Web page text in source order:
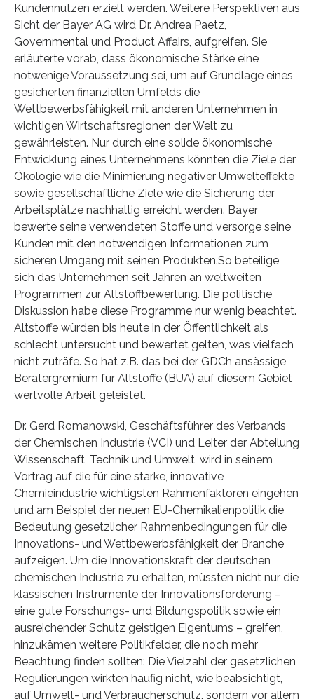
Kundennutzen erzielt werden. Weitere Perspektiven aus
Sicht der Bayer AG wird Dr. Andrea Paetz,
Governmental und Product Affairs, aufgreifen. Sie
erläuterte vorab, dass ökonomische Stärke eine
notwenige Voraussetzung sei, um auf Grundlage eines
gesicherten finanziellen Umfelds die
Wettbewerbsfähigkeit mit anderen Unternehmen in
wichtigen Wirtschaftsregionen der Welt zu
gewährleisten. Nur durch eine solide ökonomische
Entwicklung eines Unternehmens könnten die Ziele der
Ökologie wie die Minimierung negativer Umwelteffekte
sowie gesellschaftliche Ziele wie die Sicherung der
Arbeitsplätze nachhaltig erreicht werden. Bayer
bewerte seine verwendeten Stoffe und versorge seine
Kunden mit den notwendigen Informationen zum
sicheren Umgang mit seinen Produkten.So beteilige
sich das Unternehmen seit Jahren an weltweiten
Programmen zur Altstoffbewertung. Die politische
Diskussion habe diese Programme nur wenig beachtet.
Altstoffe würden bis heute in der Öffentlichkeit als
schlecht untersucht und bewertet gelten, was vielfach
nicht zuträfe. So hat z.B. das bei der GDCh ansässige
Beratergremium für Altstoffe (BUA) auf diesem Gebiet
wertvolle Arbeit geleistet.
Dr. Gerd Romanowski, Geschäftsführer des Verbands
der Chemischen Industrie (VCI) und Leiter der Abteilung
Wissenschaft, Technik und Umwelt, wird in seinem
Vortrag auf die für eine starke, innovative
Chemieindustrie wichtigsten Rahmenfaktoren eingehen
und am Beispiel der neuen EU-Chemikalienpolitik die
Bedeutung gesetzlicher Rahmenbedingungen für die
Innovations- und Wettbewerbsfähigkeit der Branche
aufzeigen. Um die Innovationskraft der deutschen
chemischen Industrie zu erhalten, müssten nicht nur die
klassischen Instrumente der Innovationsförderung –
eine gute Forschungs- und Bildungspolitik sowie ein
ausreichender Schutz geistigen Eigentums – greifen,
hinzukämen weitere Politikfelder, die noch mehr
Beachtung finden sollten: Die Vielzahl der gesetzlichen
Regulierungen wirkten häufig nicht, wie beabsichtigt,
auf Umwelt- und Verbraucherschutz, sondern vor allem